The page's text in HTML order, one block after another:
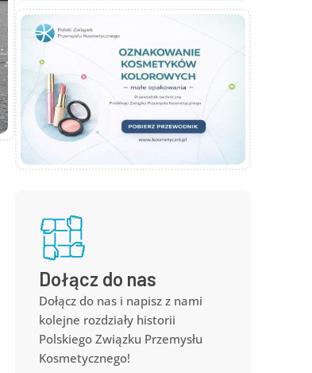
Dołącz do nas
Dołącz do nas i napisz z nami
kolejne rozdziały historii
Polskiego Związku Przemysłu
Kosmetycznego!